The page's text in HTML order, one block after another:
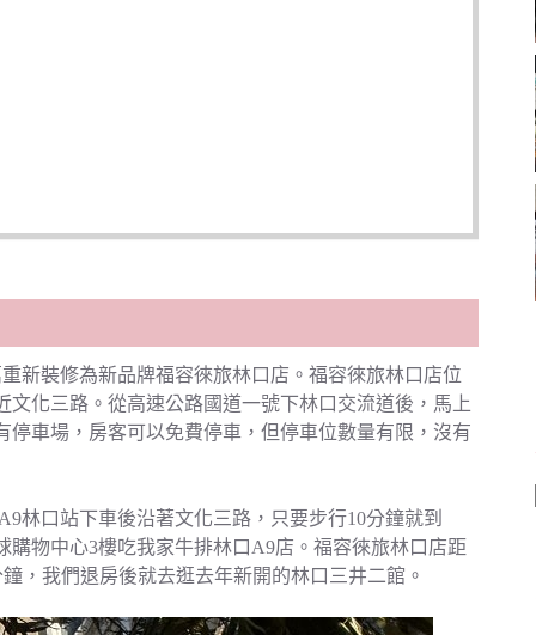
新裝修為新品牌福容徠旅林口店。福容徠旅林口店位
化三路。從高速公路國道一號下林口交流道後，馬上
車場，房客可以免費停車，但停車位數量有限，沒有
林口站下車後沿著文化三路，只要步行10分鐘就到
物中心3樓吃我家牛排林口A9店。福容徠旅林口店距
，我們退房後就去逛去年新開的林口三井二館。